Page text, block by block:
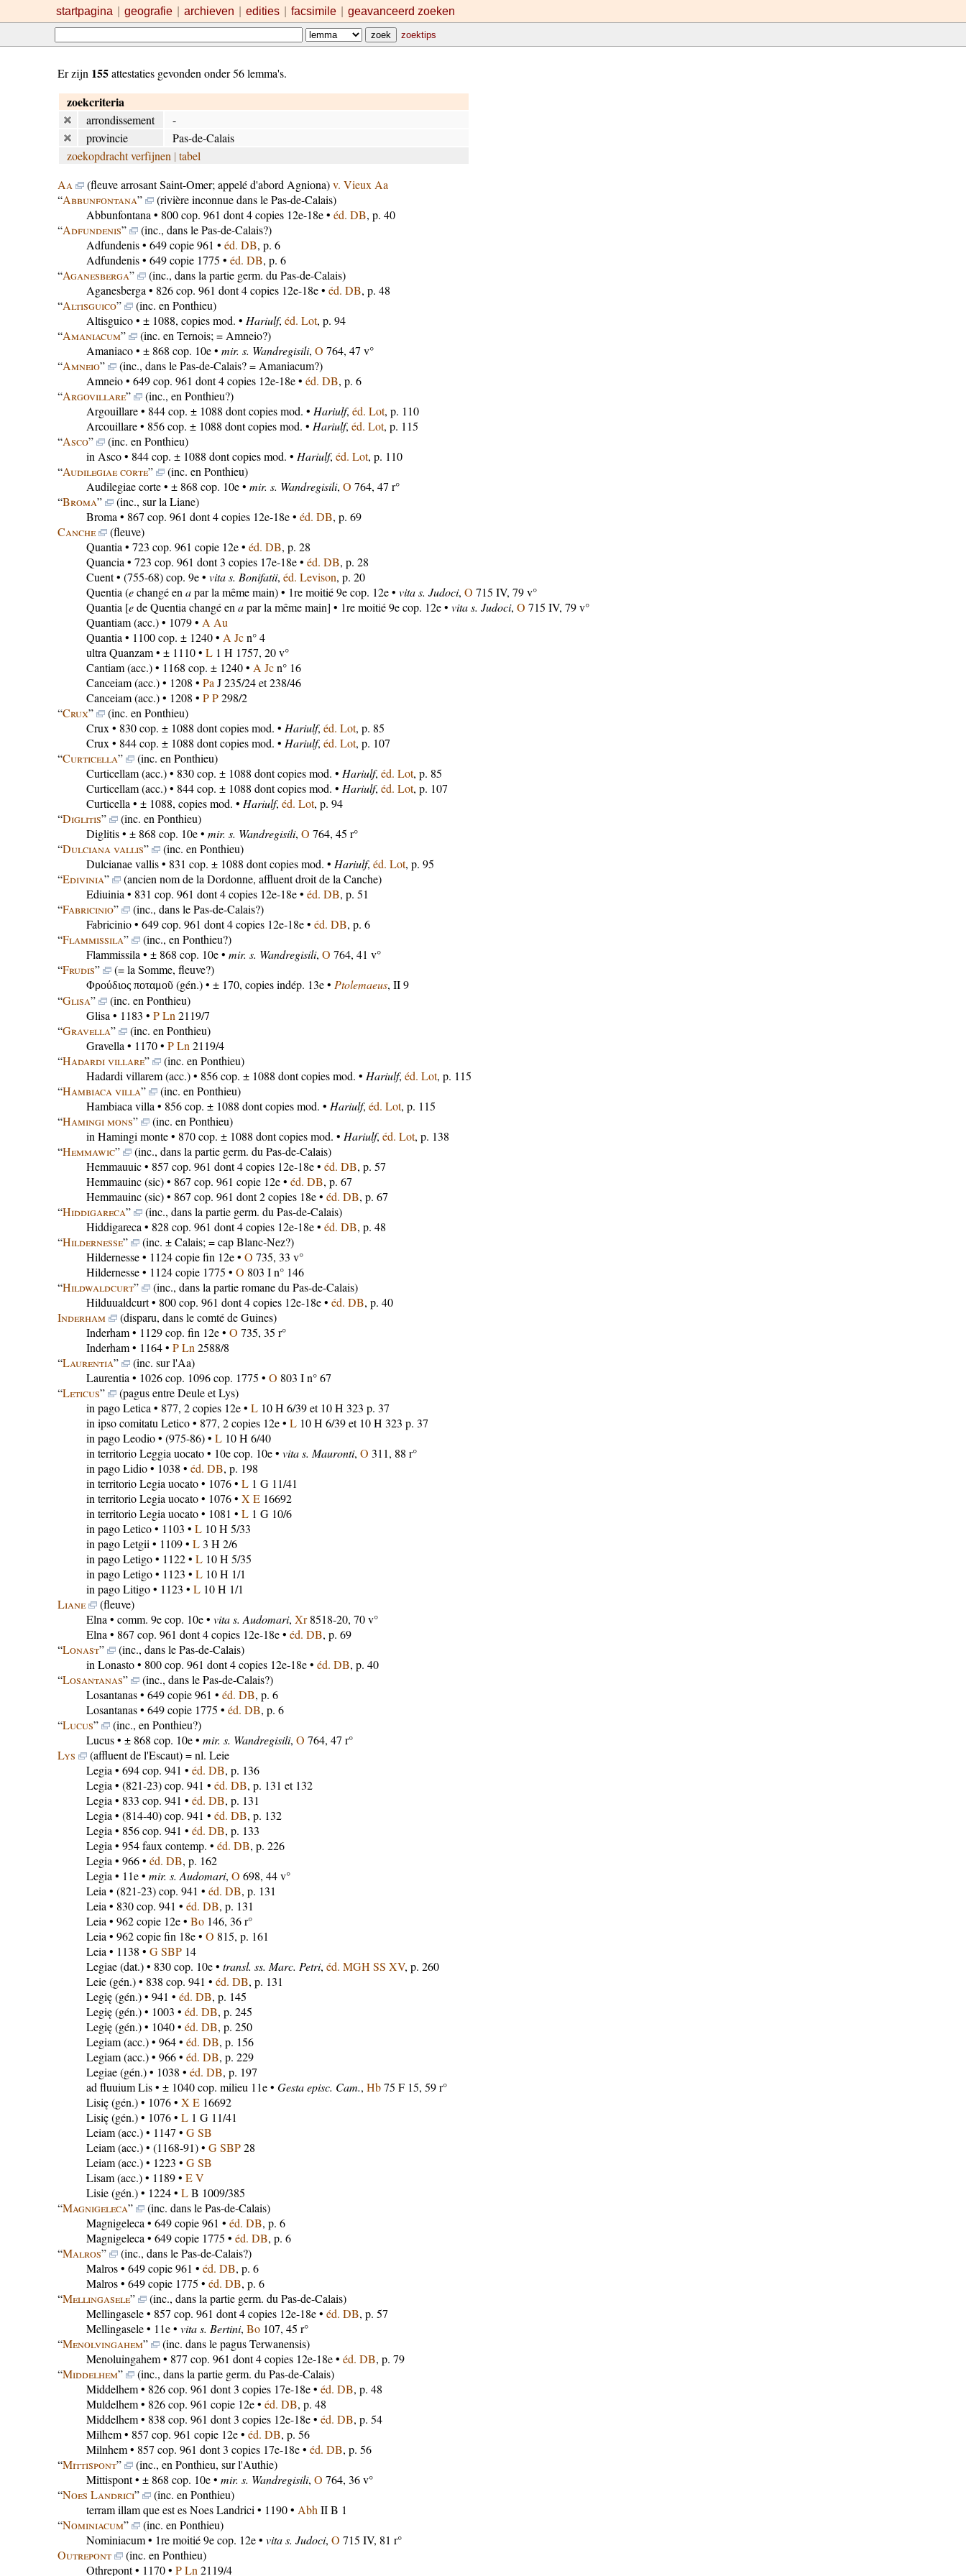
startpagina geografie archieven edities facsimile geavanceerd zoeken
zoektips
Er zijn 155attestaties gevonden onder 56 lemma's.
zoekcriteria
arrondissement
-
provincie
Pas-de-Calais
zoekopdracht verfijnen | tabel
Aa
(fleuve arrosant Saint-Omer; appelé d'abord Agniona)v. Vieux Aa
“Abbunfontana”
(rivière inconnue dans le Pas-de-Calais)
Abbunfontana • 800 cop. 961 dont 4 copies 12e-18e • éd. DB, p. 40
“Adfundenis”
(inc., dans le Pas-de-Calais?)
Adfundenis• 649 copie 961 • éd. DB, p. 6
Adfundenis• 649 copie 1775 • éd. DB, p. 6
“Aganesberga”
(inc., dans la partie germ. du Pas-de-Calais)
Aganesberga • 826 cop. 961 dont 4 copies 12e-18e • éd. DB, p. 48
“Altisguico”
(inc. en Ponthieu)
Altisguico• ± 1088, copies mod. • Hariulf, éd. Lot, p. 94
“Amaniacum”
(inc. en Ternois; = Amneio?)
Amaniaco• ± 868 cop. 10e • mir. s. Wandregisili, O 764, 47 v°
“Amneio”
(inc., dans le Pas-de-Calais? = Amaniacum?)
Amneio• 649 cop. 961 dont 4 copies 12e-18e • éd. DB, p. 6
“Argovillare”
(inc., en Ponthieu?)
Argouillare• 844 cop. ± 1088 dont copies mod. • Hariulf, éd. Lot, p. 110
Arcouillare• 856 cop. ± 1088 dont copies mod. • Hariulf, éd. Lot, p. 115
“Asco”
(inc. en Ponthieu)
in Asco• 844 cop. ± 1088 dont copies mod. • Hariulf, éd. Lot, p. 110
“Audilegiae corte”
(inc. en Ponthieu)
Audilegiae corte• ± 868 cop. 10e • mir. s. Wandregisili, O 764, 47 r°
“Broma”
(inc., sur la Liane)
Broma • 867 cop. 961 dont 4 copies 12e-18e • éd. DB, p. 69
Canche
(fleuve)
Quantia • 723 cop. 961 copie 12e • éd. DB, p. 28
Quancia • 723 cop. 961 dont 3 copies 17e-18e • éd. DB, p. 28
Cuent• (755-68) cop. 9e • vita s. Bonifatii, éd. Levison, p. 20
Quentia (echangé en apar la même main) • 1re moitié 9e cop. 12e • vita s. Judoci, O 715 IV, 79 v°
Quantia [ede Quentia changé en apar la même main] • 1re moitié 9e cop. 12e • vita s. Judoci, O 715 IV, 79 v°
Quantiam(acc.) • 1079 • A Au
Quantia • 1100 cop. ± 1240 • A Jcn° 4
ultra Quanzam• ± 1110 • L1 H 1757, 20 v°
Cantiam(acc.) • 1168 cop. ± 1240 • A Jcn° 16
Canceiam(acc.) • 1208 • Pa J 235/24 et 238/46
Canceiam(acc.) • 1208 • P P298/2
“Crux”
(inc. en Ponthieu)
Crux • 830 cop. ± 1088 dont copies mod. • Hariulf, éd. Lot, p. 85
Crux • 844 cop. ± 1088 dont copies mod. • Hariulf, éd. Lot, p. 107
“Curticella”
(inc. en Ponthieu)
Curticellam(acc.) • 830 cop. ± 1088 dont copies mod. • Hariulf, éd. Lot, p. 85
Curticellam(acc.) • 844 cop. ± 1088 dont copies mod. • Hariulf, éd. Lot, p. 107
Curticella • ± 1088, copies mod. • Hariulf, éd. Lot, p. 94
“Diglitis”
(inc. en Ponthieu)
Diglitis• ± 868 cop. 10e • mir. s. Wandregisili, O 764, 45 r°
“Dulciana vallis”
(inc. en Ponthieu)
Dulcianae vallis• 831 cop. ± 1088 dont copies mod. • Hariulf, éd. Lot, p. 95
“Edivinia”
(ancien nom de la Dordonne, affluent droit de la Canche)
Ediuinia • 831 cop. 961 dont 4 copies 12e-18e • éd. DB, p. 51
“Fabricinio”
(inc., dans le Pas-de-Calais?)
Fabricinio• 649 cop. 961 dont 4 copies 12e-18e • éd. DB, p. 6
“Flammissila”
(inc., en Ponthieu?)
Flammissila • ± 868 cop. 10e • mir. s. Wandregisili, O 764, 41 v°
“Frudis” (= la Somme, fleuve?)
Φρούδιος ποταμοῦ(gén.) • ± 170, copies indép. 13e • Ptolemaeus, II 9
“Glisa”
(inc. en Ponthieu)
Glisa • 1183 • P Ln 2119/7
“Gravella”
(inc. en Ponthieu)
Gravella • 1170 • P Ln 2119/4
“Hadardi villare”
(inc. en Ponthieu)
Hadardi villarem(acc.) • 856 cop. ± 1088 dont copies mod. • Hariulf, éd. Lot, p. 115
“Hambiaca villa”
(inc. en Ponthieu)
Hambiaca villa • 856 cop. ± 1088 dont copies mod. • Hariulf, éd. Lot, p. 115
“Hamingi mons”
(inc. en Ponthieu)
in Hamingi monte• 870 cop. ± 1088 dont copies mod. • Hariulf, éd. Lot, p. 138
“Hemmawic”
(inc., dans la partie germ. du Pas-de-Calais)
Hemmauuic• 857 cop. 961 dont 4 copies 12e-18e • éd. DB, p. 57
Hemmauinc(sic) • 867 cop. 961 copie 12e • éd. DB, p. 67
Hemmauinc(sic) • 867 cop. 961 dont 2 copies 18e • éd. DB, p. 67
“Hiddigareca”
(inc., dans la partie germ. du Pas-de-Calais)
Hiddigareca • 828 cop. 961 dont 4 copies 12e-18e • éd. DB, p. 48
“Hildernesse”
(inc. ± Calais; = cap Blanc-Nez?)
Hildernesse• 1124 copie fin 12e • O 735, 33 v°
Hildernesse• 1124 copie 1775 • O 803 I n° 146
“Hildwaldcurt”
(inc., dans la partie romane du Pas-de-Calais)
Hilduualdcurt• 800 cop. 961 dont 4 copies 12e-18e • éd. DB, p. 40
Inderham
(disparu, dans le comté de Guines)
Inderham• 1129 cop. fin 12e • O 735, 35 r°
Inderham• 1164 • P Ln 2588/8
“Laurentia”
(inc. sur l'Aa)
Laurentia • 1026 cop. 1096 cop. 1775 • O 803 I n° 67
“Leticus”
(pagus entre Deule et Lys)
in pago Letica • 877, 2 copies 12e • L10 H 6/39 et 10 H 323 p. 37
in ipso comitatu Letico• 877, 2 copies 12e • L10 H 6/39 et 10 H 323 p. 37
in pago Leodio• (975-86) • L10 H 6/40
in territorio Leggia uocato• 10e cop. 10e • vita s. Mauronti, O 311, 88 r°
in pago Lidio• 1038 • éd. DB, p. 198
in territorio Legia uocato• 1076 • L1 G 11/41
in territorio Legia uocato• 1076 • X E16692
in territorio Legia uocato• 1081 • L1 G 10/6
in pago Letico• 1103 • L10 H 5/33
in pago Letgii • 1109 • L3 H 2/6
in pago Letigo• 1122 • L10 H 5/35
in pago Letigo• 1123 • L10 H 1/1
in pago Litigo• 1123 • L10 H 1/1
Liane
(fleuve)
Elna • comm. 9e cop. 10e • vita s. Audomari, Xr8518-20, 70 v°
Elna • 867 cop. 961 dont 4 copies 12e-18e • éd. DB, p. 69
“Lonast”
(inc., dans le Pas-de-Calais)
in Lonasto• 800 cop. 961 dont 4 copies 12e-18e • éd. DB, p. 40
“Losantanas”
(inc., dans le Pas-de-Calais?)
Losantanas• 649 copie 961 • éd. DB, p. 6
Losantanas• 649 copie 1775 • éd. DB, p. 6
“Lucus”
(inc., en Ponthieu?)
Lucus• ± 868 cop. 10e • mir. s. Wandregisili, O 764, 47 r°
Lys
(affluent de l'Escaut) = nl. Leie
Legia • 694 cop. 941 • éd. DB, p. 136
Legia • (821-23) cop. 941 • éd. DB, p. 131 et 132
Legia • 833 cop. 941 • éd. DB, p. 131
Legia • (814-40) cop. 941 • éd. DB, p. 132
Legia • 856 cop. 941 • éd. DB, p. 133
Legia • 954 faux contemp. • éd. DB, p. 226
Legia • 966 • éd. DB, p. 162
Legia • 11e • mir. s. Audomari, O 698, 44 v°
Leia • (821-23) cop. 941 • éd. DB, p. 131
Leia • 830 cop. 941 • éd. DB, p. 131
Leia • 962 copie 12e • Bo146, 36 r°
Leia • 962 copie fin 18e • O 815, p. 161
Leia • 1138 • G SBP14
Legiae(dat.) • 830 cop. 10e • transl. ss. Marc. Petri, éd. MGH SS XV, p. 260
Leie(gén.) • 838 cop. 941 • éd. DB, p. 131
Legię(gén.) • 941 • éd. DB, p. 145
Legię(gén.) • 1003 • éd. DB, p. 245
Legię(gén.) • 1040 • éd. DB, p. 250
Legiam(acc.) • 964 • éd. DB, p. 156
Legiam(acc.) • 966 • éd. DB, p. 229
Legiae(gén.) • 1038 • éd. DB, p. 197
ad fluuium Lis• ± 1040 cop. milieu 11e • Gesta episc. Cam., Hb75 F 15, 59 r°
Lisię(gén.) • 1076 • X E16692
Lisię(gén.) • 1076 • L1 G 11/41
Leiam(acc.) • 1147 • G SB
Leiam(acc.) • (1168-91) • G SBP28
Leiam(acc.) • 1223 • G SB
Lisam(acc.) • 1189 • E V
Lisie(gén.) • 1224 • LB 1009/385
“Magnigeleca”
(inc. dans le Pas-de-Calais)
Magnigeleca • 649 copie 961 • éd. DB, p. 6
Magnigeleca • 649 copie 1775 • éd. DB, p. 6
“Malros”
(inc., dans le Pas-de-Calais?)
Malros• 649 copie 961 • éd. DB, p. 6
Malros• 649 copie 1775 • éd. DB, p. 6
“Mellingasele”
(inc., dans la partie germ. du Pas-de-Calais)
Mellingasele• 857 cop. 961 dont 4 copies 12e-18e • éd. DB, p. 57
Mellingasele• 11e • vita s. Bertini, Bo107, 45 r°
“Menolvingahem”
(inc. dans le pagus Terwanensis)
Menoluingahem• 877 cop. 961 dont 4 copies 12e-18e • éd. DB, p. 79
“Middelhem”
(inc., dans la partie germ. du Pas-de-Calais)
Middelhem• 826 cop. 961 dont 3 copies 17e-18e • éd. DB, p. 48
Muldelhem• 826 cop. 961 copie 12e • éd. DB, p. 48
Middelhem• 838 cop. 961 dont 3 copies 12e-18e • éd. DB, p. 54
Milhem• 857 cop. 961 copie 12e • éd. DB, p. 56
Milnhem• 857 cop. 961 dont 3 copies 17e-18e • éd. DB, p. 56
“Mittispont”
(inc., en Ponthieu, sur l'Authie)
Mittispont• ± 868 cop. 10e • mir. s. Wandregisili, O 764, 36 v°
“Noes Landrici”
(inc. en Ponthieu)
terram illam que est es Noes Landrici • 1190 • Abh II B 1
“Nominiacum”
(inc. en Ponthieu)
Nominiacum• 1re moitié 9e cop. 12e • vita s. Judoci, O 715 IV, 81 r°
Outrepont
(inc. en Ponthieu)
Othrepont• 1170 • P Ln 2119/4